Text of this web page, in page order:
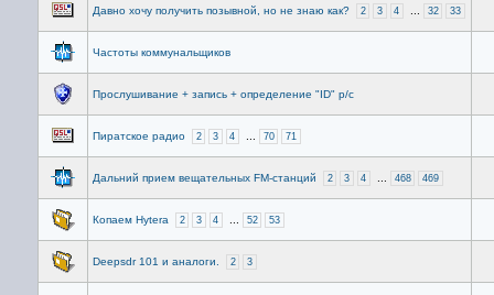
Давно хочу получить позывной, но не знаю как? 2 3 4 32 33
Частоты коммунальщиков
Прослушивание + запись + определение "ID" р/с
Пиратское радио 2 3 4 70 71
Дальний прием вещательных FM-станций 2 3 4 468 469
Копаем Hytera 2 3 4 52 53
Deepsdr 101 и аналоги. 2 3